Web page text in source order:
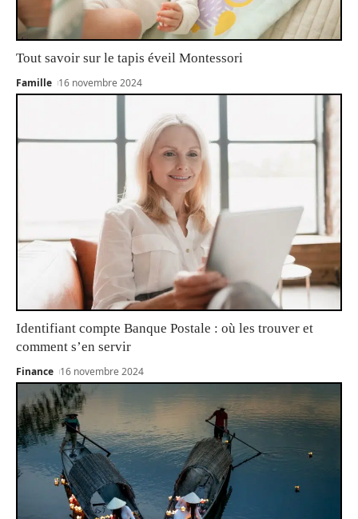
Tout savoir sur le tapis éveil Montessori
Famille 16 novembre 2024
Identifiant compte Banque Postale : où les trouver et
comment s’en servir
Finance 16 novembre 2024